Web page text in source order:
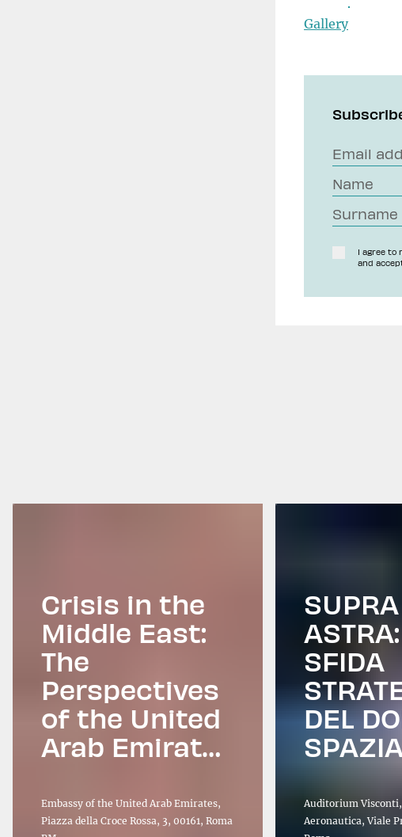
Gallery
I agree to
and
Crisis in the
Middle East:
The
Perspectives
of the United
Arab Emirates
Embassy of the United Arab Emirates,
Piazza della Croce Rossa, 3, 00161, Roma
SUPRA
SFIDA
DEL
Auditorium
Aeronautica, Viale